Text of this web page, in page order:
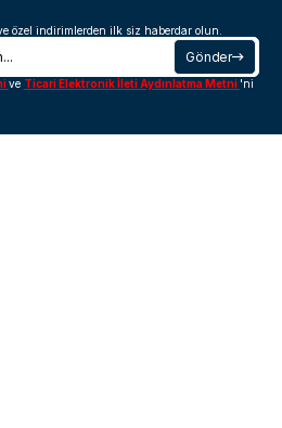
özel indirimlerden ilk siz haberdar olun.
Gönder
ve Ticari Elektronik İleti Aydınlatma Metni 'ni